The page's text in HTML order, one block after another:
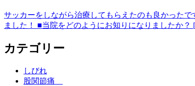
サッカーをしながら治療してもらえたのも良かった
ました！ ■当院をどのようにお知りになりましたか
カテゴリー
しびれ
股関節痛